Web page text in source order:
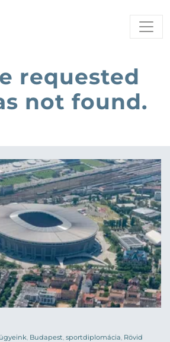
requested
not found.
Budapest sportdiplomácia Rövid